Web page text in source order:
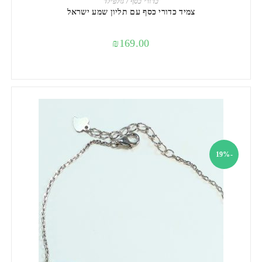
צמיד כדורי כסף עם תליון שמע ישראל
₪169.00
-19%